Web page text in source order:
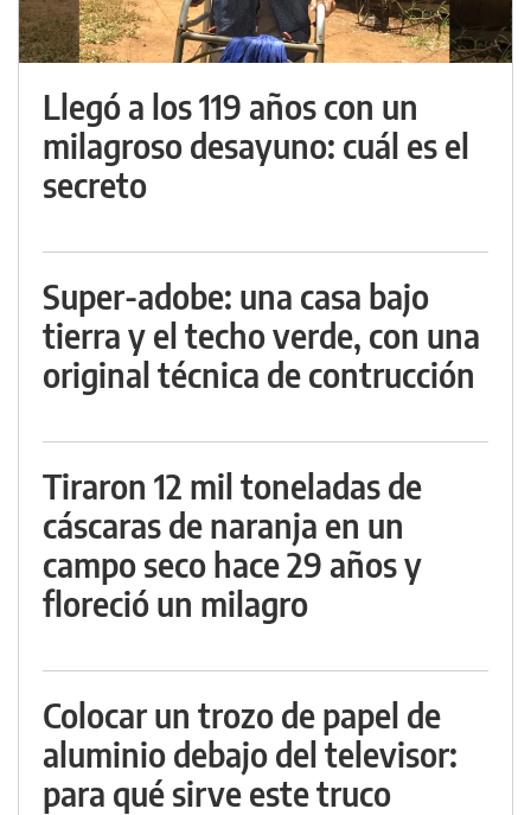
Llegó a los 119 años con un
milagroso desayuno: cuál es el
secreto
Super-adobe: una casa bajo
tierra y el techo verde, con una
original técnica de contrucción
Tiraron 12 mil toneladas de
cáscaras de naranja en un
campo seco hace 29 años y
floreció un milagro
Colocar un trozo de papel de
aluminio debajo del televisor:
para qué sirve este truco